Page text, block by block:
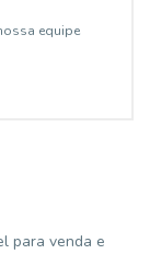
equipe
para venda e